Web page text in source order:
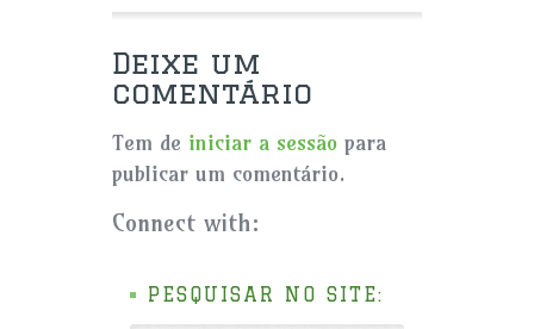
Deixe um
comentário
Tem de iniciar a sessão para
publicar um comentário.
Connect with:
PESQUISAR NO SITE: